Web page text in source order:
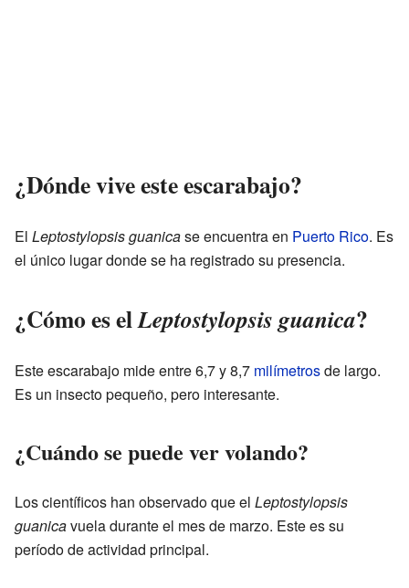
¿Dónde vive este escarabajo?
El Leptostylopsis guanicase encuentra en Puerto Rico. Es
el único lugar donde se ha registrado su presencia.
¿Cómo es elLeptostylopsis guanica?
Este escarabajo mide entre 6,7 y 8,7 milímetrosde largo.
Es un insecto pequeño, pero interesante.
¿Cuándo se puede ver volando?
Los científicos han observado que el Leptostylopsis
guanicavuela durante el mes de marzo. Este es su
período de actividad principal.